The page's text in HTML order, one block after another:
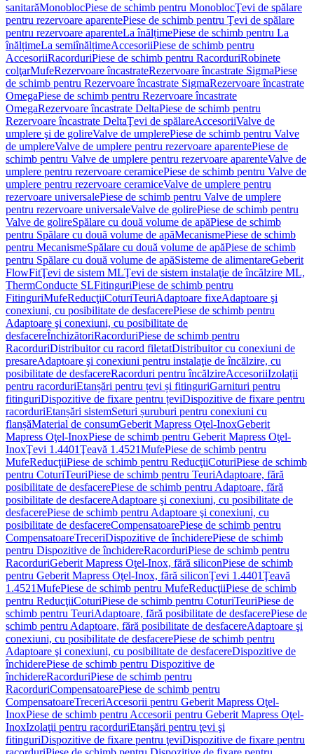
sanitarăMonoblocPiese de schimb pentru MonoblocŢevi de spălare
pentru rezervoare aparentePiese de schimb pentru Ţevi de spălare
pentru rezervoare aparenteLa înălțimePiese de schimb pentru La
înălțimeLa semiînălțimeAccesoriiPiese de schimb pentru
AccesoriiRacorduriPiese de schimb pentru RacorduriRobinete
colţarMufeRezervoare încastrateRezervoare încastrate SigmaPiese
de schimb pentru Rezervoare încastrate SigmaRezervoare încastrate
OmegaPiese de schimb pentru Rezervoare încastrate
OmegaRezervoare încastrate DeltaPiese de schimb pentru
Rezervoare încastrate DeltaŢevi de spălareAccesoriiValve de
umplere şi de golireValve de umplerePiese de schimb pentru Valve
de umplereValve de umplere pentru rezervoare aparentePiese de
schimb pentru Valve de umplere pentru rezervoare aparenteValve de
umplere pentru rezervoare ceramicePiese de schimb pentru Valve de
umplere pentru rezervoare ceramiceValve de umplere pentru
rezervoare universalePiese de schimb pentru Valve de umplere
pentru rezervoare universaleValve de golirePiese de schimb pentru
Valve de golireSpălare cu două volume de apăPiese de schimb
pentru Spălare cu două volume de apăMecanismePiese de schimb
pentru MecanismeSpălare cu două volume de apăPiese de schimb
pentru Spălare cu două volume de apăSisteme de alimentareGeberit
FlowFitŢevi de sistem MLŢevi de sistem instalaţie de încălzire ML,
ThermConducte SLFitinguriPiese de schimb pentru
FitinguriMufeReducţiiCoturiTeuriAdaptoare fixeAdaptoare şi
conexiuni, cu posibilitate de desfacerePiese de schimb pentru
Adaptoare şi conexiuni, cu posibilitate de
desfacereÎnchizătoriRacorduriPiese de schimb pentru
RacorduriDistribuitor cu racord filetatDistribuitor cu conexiuni de
presareAdaptoare şi conexiuni pentru instalaţie de încălzire, cu
posibilitate de desfacereRacorduri pentru încălzireAccesoriiIzolații
pentru racorduriEtanșări pentru țevi și fitinguriGarnituri pentru
fitinguriDispozitive de fixare pentru țeviDispozitive de fixare pentru
racorduriEtanșări sistemSeturi șuruburi pentru conexiuni cu
flanșăMaterial de consumGeberit Mapress Oţel-InoxGeberit
Mapress Oţel-InoxPiese de schimb pentru Geberit Mapress Oţel-
InoxŢevi 1.4401Ţeavă 1.4521MufePiese de schimb pentru
MufeReducţiiPiese de schimb pentru ReducţiiCoturiPiese de schimb
pentru CoturiTeuriPiese de schimb pentru TeuriAdaptoare, fără
posibilitate de desfacerePiese de schimb pentru Adaptoare, fără
posibilitate de desfacereAdaptoare şi conexiuni, cu posibilitate de
desfacerePiese de schimb pentru Adaptoare şi conexiuni, cu
posibilitate de desfacereCompensatoarePiese de schimb pentru
CompensatoareTreceriDispozitive de închiderePiese de schimb
pentru Dispozitive de închidereRacorduriPiese de schimb pentru
RacorduriGeberit Mapress Oţel-Inox, fără siliconPiese de schimb
pentru Geberit Mapress Oţel-Inox, fără siliconŢevi 1.4401Ţeavă
1.4521MufePiese de schimb pentru MufeReducţiiPiese de schimb
pentru ReducţiiCoturiPiese de schimb pentru CoturiTeuriPiese de
schimb pentru TeuriAdaptoare, fără posibilitate de desfacerePiese de
schimb pentru Adaptoare, fără posibilitate de desfacereAdaptoare şi
conexiuni, cu posibilitate de desfacerePiese de schimb pentru
Adaptoare şi conexiuni, cu posibilitate de desfacereDispozitive de
închiderePiese de schimb pentru Dispozitive de
închidereRacorduriPiese de schimb pentru
RacorduriCompensatoarePiese de schimb pentru
CompensatoareTreceriAccesorii pentru Geberit Mapress Oţel-
InoxPiese de schimb pentru Accesorii pentru Geberit Mapress Oţel-
InoxIzolaţii pentru racorduriEtanşări pentru ţevi şi
fitinguriDispozitive de fixare pentru ţeviDispozitive de fixare pentru